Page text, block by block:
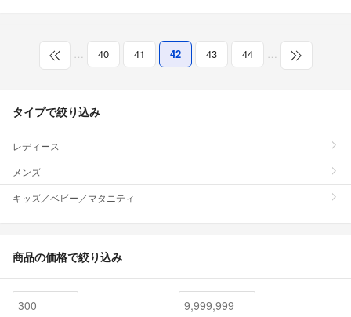
… 40 41 42 43 44 …
タイプで絞り込み
レディース
メンズ
キッズ／ベビー／マタニティ
商品の価格で絞り込み